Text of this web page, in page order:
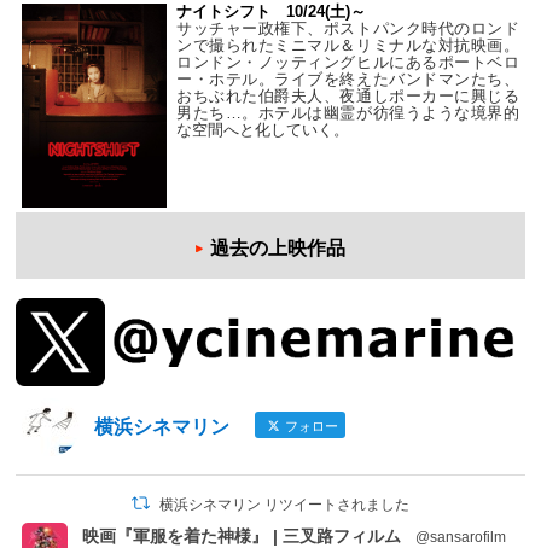
ナイトシフト 10/24(土)～
サッチャー政権下、ポストパンク時代のロンド
ンで撮られたミニマル＆リミナルな対抗映画。
ロンドン・ノッティングヒルにあるポートベロ
ー・ホテル。ライブを終えたバンドマンたち、
おちぶれた伯爵夫人、夜通しポーカーに興じる
男たち…。ホテルは幽霊が彷徨うような境界的
な空間へと化していく。
過去の上映作品
横浜シネマリン フォロー
横浜シネマリン リツイートされました
映画『軍服を着た神様』 | 三叉路フィルム
@sansarofilm